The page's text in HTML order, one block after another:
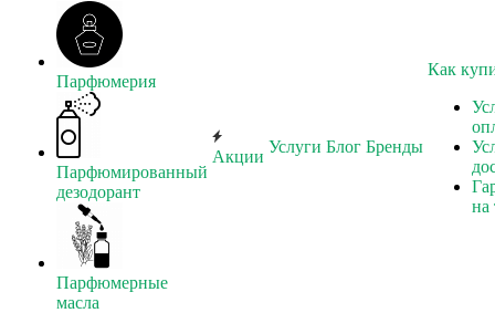
Парфюмерия
Парфюмированный
дезодорант
Парфюмерные
масла
Акции
Услуги Блог Бренды
Как
на